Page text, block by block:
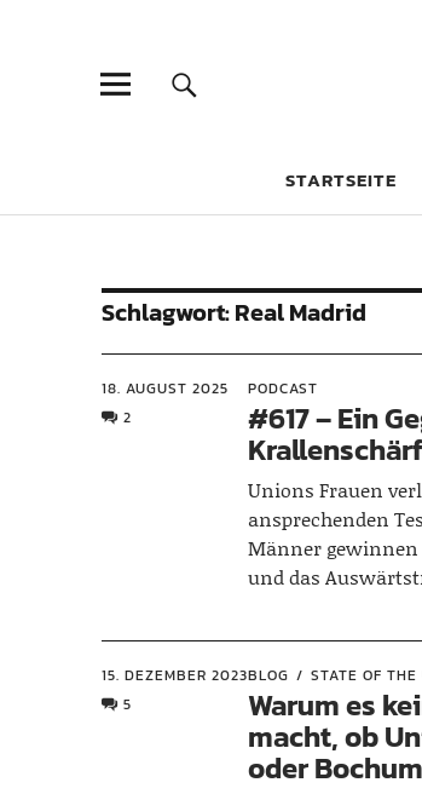
STARTSEITE
Schlagwort:Real Madrid
18. AUGUST 2025
2
PODCAST
#617 – Ein
Unions Frauen
ansprechenden
Männer gewinnen
und das
15. DEZEMBER 2023
5
BLOG STATE OF THE
Warum es
macht, ob
oder